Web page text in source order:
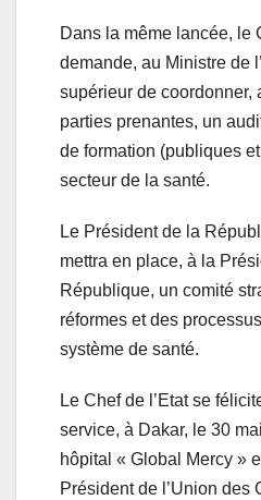
Dans la même lancée, le
demande, au Ministre de
supérieur de coordonner,
parties prenantes, un
de formation (publiques
secteur de la santé.
Le Président de la
mettra en place, à la
République, un comité
réformes et des
système de santé.
Le Chef de l’Etat se
service, à Dakar, le 30
hôpital « Global Mercy »
Président de l’Union des